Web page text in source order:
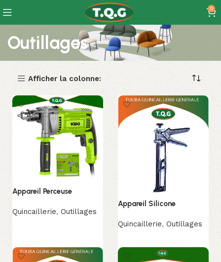
0
Outillages
Afficher la colonne:
Appareil Perceuse
Quincaillerie, Outillages
Appareil Silicone
Quincaillerie, Outillages